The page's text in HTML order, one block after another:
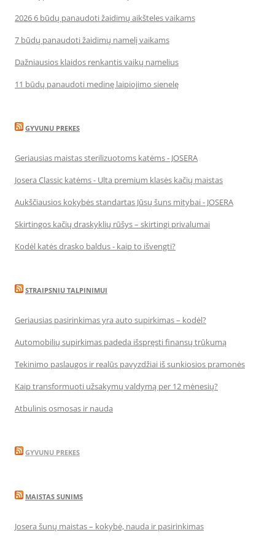
2026 6 būdų panaudoti žaidimų aikšteles vaikams
7 būdų panaudoti žaidimų namelį vaikams
Dažniausios klaidos renkantis vaikų namelius
11 būdų panaudoti medinę laipiojimo sienelę
GYVUNU PREKES
Geriausias maistas sterilizuotoms katėms - JOSERA
Josera Classic katėms - Ulta premium klasės kačių maistas
Aukščiausios kokybės standartas Jūsų šuns mitybai - JOSERA
Skirtingos kačių draskyklių rūšys – skirtingi privalumai
Kodėl katės drasko baldus - kaip to išvengti?
STRAIPSNIU TALPINIMUI
Geriausias pasirinkimas yra auto supirkimas – kodėl?
Automobilių supirkimas padeda išspręsti finansų trūkumą
Tekinimo paslaugos ir realūs pavyzdžiai iš sunkiosios pramonės
Kaip transformuoti užsakymų valdymą per 12 mėnesių?
Atbulinis osmosas ir nauda
GYVUNU PREKES
MAISTAS SUNIMS
Josera šunų maistas – kokybė, nauda ir pasirinkimas